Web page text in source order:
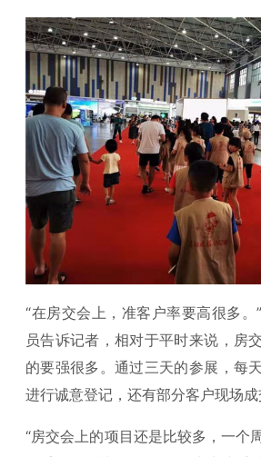
“在房交会上，准客户率要高很多。
员告诉记者，相对于平时来说，房
的要强很多。通过三天的参展，每
进行诚意登记，还有部分客户现场成
“房交会上的项目还是比较多，一个